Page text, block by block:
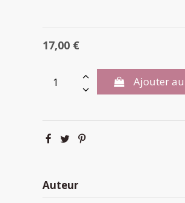
17,00 €
Ajouter
Auteur